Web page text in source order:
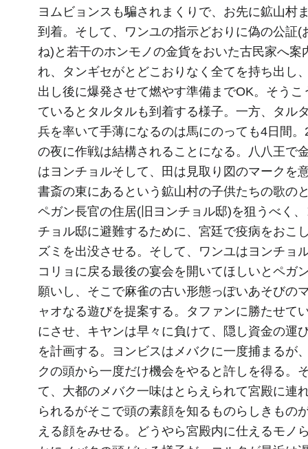
ヨムビョンスも騙されまくりで、お先に鉱山村
到着。そして、ワンユの指示どおりに偽の公証(
ね)と若干のホンモノの金貨をおいた古民家へ案
れ、タンギセがとどこおりなく全てを持ち出し
出し後に爆発させて燃やす準備までOK。そうこ
ているとタルタルも到着する様子。一方、タル
兵を率いて手薄になるのは馬にのっても4日間。
の夜に作戦は結構されることになる。八八王で
はヨンチョルそして、田は見取り図のマークを
書斎の東にあるという鉱山村の子供たちの歌の
ペガン長官の住居(旧ヨンチョル邸)を狙うべく
チョル邸に避難するために、宮廷で疫病をおこ
ズミを出没させる。そして、ワンユはヨンチョ
コリョに戻る最後の宴会を開いてほしいとペガ
願いし、そこで麻雀の古い形態っぽいあそびの
ャオなる遊びを提案する。タファンに勝たせて
にさせ、キヤンは早々に負けて、隠し資金の運
を計画する。ヨンビスはメバクに一度捕まるが
クの頭から一度だけ機会をやると許しを得る。
て、大都のメバク一味はとらえられて宮殿に連
られるがそこで頭の素顔を知るものらしきもの
える顔をみせる。どうやら宮殿内に仕えるモノ